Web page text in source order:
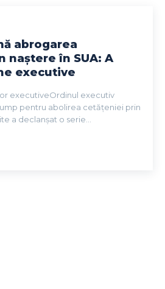
abrogarea
naștere în SUA: A
executive
executiveOrdinul executiv
pentru abolirea cetățeniei prin
a declanșat o serie...